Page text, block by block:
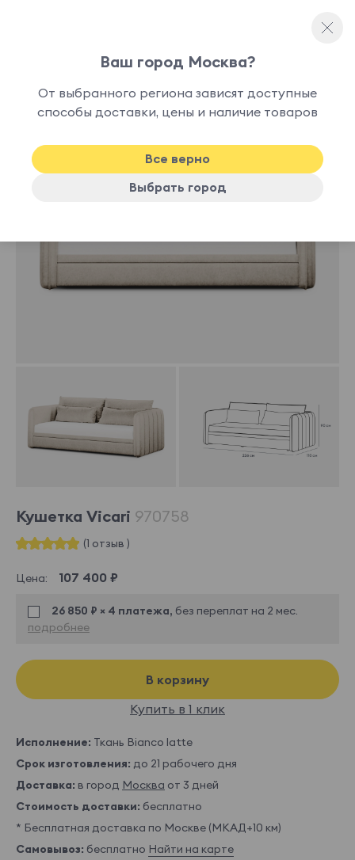
Кушетка Vicari 970758
(1 отзыв )
Цена: 107 400 ₽
26 850 ₽ × 4 платежа, без переплат на 2 мес.
подробнее
В корзину
Купить в 1 клик
Исполнение: Ткань Bianco latte
Срок изготовления: до 21 рабочего дня
Доставка: в город Москва от 3 дней
Стоимость доставки: бесплатно
* Бесплатная доставка по Москве (МКАД+10 км)
Самовывоз: бесплатно Найти на карте
Ваш город Москва?
От выбранного региона зависят доступные
способы доставки, цены и наличие товаров
Все верно
Выбрать город